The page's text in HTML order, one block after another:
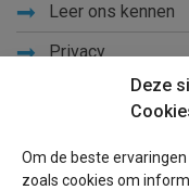
Deze
Om de beste
zoals cookies om
Leer ons kennen
Privacy
Blog